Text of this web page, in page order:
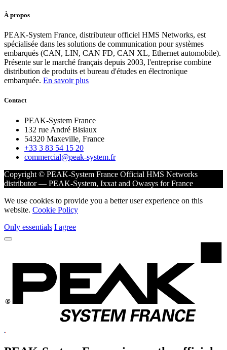
À propos
PEAK-System France, distributeur officiel HMS Networks, est
spécialisée dans les solutions de communication pour systèmes
embarqués (CAN, LIN, CAN FD, CAN XL, Ethernet automobile).
Présente sur le marché français depuis 2003, l'entreprise combine
distribution de produits et bureau d'études en électronique
embarquée. En savoir plus
Contact
PEAK-System France
132 rue André Bisiaux
54320 Maxeville, France
+33 3 83 54 15 20
commercial@peak-system.fr
Copyright © PEAK-System France Official HMS Networks
distributor — PEAK-System, Ixxat and Owasys for France
We use cookies to provide you a better user experience on this
website. Cookie Policy
Only essentials I agree